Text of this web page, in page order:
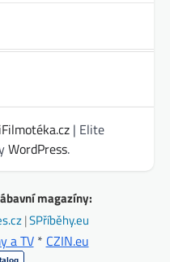
iFilmotéka.cz | Elite
WordPress.
magazíny:
|SPříběhy.eu
a TV* CZIN.eu